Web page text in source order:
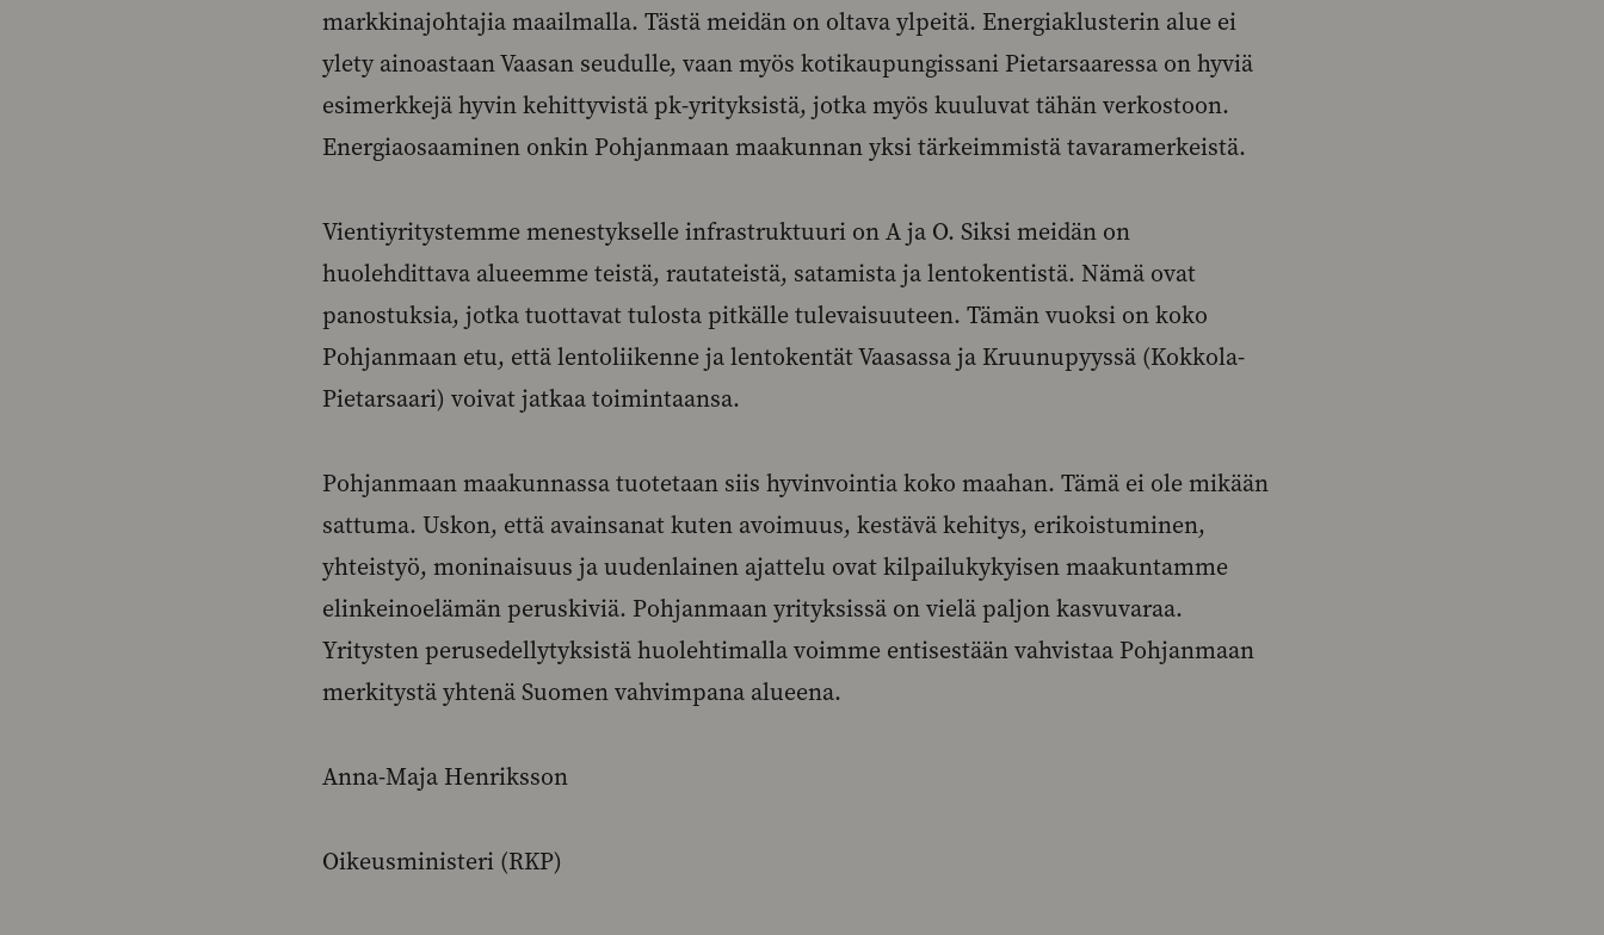
markkinajohtajia maailmalla. Tästä meidän on oltava ylpeitä. Energiaklusterin alue ei
ylety ainoastaan Vaasan seudulle, vaan myös kotikaupungissani Pietarsaaressa on hyviä
esimerkkejä hyvin kehittyvistä pk-yrityksistä, jotka myös kuuluvat tähän verkostoon.
Energiaosaaminen onkin Pohjanmaan maakunnan yksi tärkeimmistä tavaramerkeistä.
Vientiyritystemme menestykselle infrastruktuuri on A ja O. Siksi meidän on
huolehdittava alueemme teistä, rautateistä, satamista ja lentokentistä. Nämä ovat
panostuksia, jotka tuottavat tulosta pitkälle tulevaisuuteen. Tämän vuoksi on koko
Pohjanmaan etu, että lentoliikenne ja lentokentät Vaasassa ja Kruunupyyssä (Kokkola-
Pietarsaari) voivat jatkaa toimintaansa.
Pohjanmaan maakunnassa tuotetaan siis hyvinvointia koko maahan. Tämä ei ole mikään
sattuma. Uskon, että avainsanat kuten avoimuus, kestävä kehitys, erikoistuminen,
yhteistyö, moninaisuus ja uudenlainen ajattelu ovat kilpailukykyisen maakuntamme
elinkeinoelämän peruskiviä. Pohjanmaan yrityksissä on vielä paljon kasvuvaraa.
Yritysten perusedellytyksistä huolehtimalla voimme entisestään vahvistaa Pohjanmaan
merkitystä yhtenä Suomen vahvimpana alueena.
Anna-Maja Henriksson
Oikeusministeri (RKP)